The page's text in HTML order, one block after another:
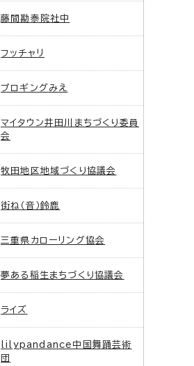
藤間勘泰院社中
フッチャリ
プロギングみえ
マイタウン井田川まちづくり委員
会
牧田地区地域づくり協議会
街ね（音）鈴鹿
三重県カローリング協会
夢ある稲生まちづくり協議会
ライズ
lilypandance中国舞踊芸術
団